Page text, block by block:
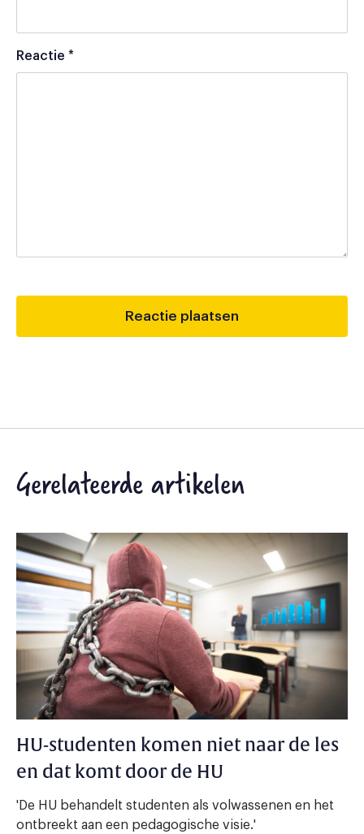
Reactie *
Gerelateerde artikelen
HU-studenten komen niet naar de les
en dat komt door de HU
'De HU behandelt studenten als volwassenen en het
ontbreekt aan een pedagogische visie.'